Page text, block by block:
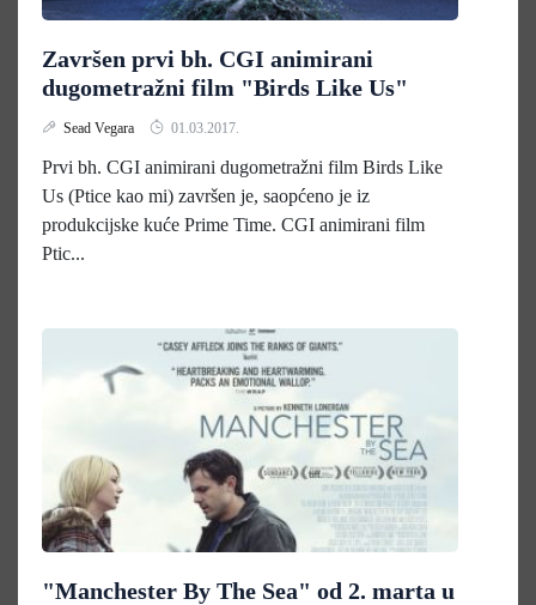
Završen prvi bh. CGI animirani
dugometražni film "Birds Like Us"
Sead Vegara 01.03.2017.
Prvi bh. CGI animirani dugometražni film Birds Like
Us (Ptice kao mi) završen je, saopćeno je iz
produkcijske kuće Prime Time. CGI animirani film
Ptic...
"Manchester By The Sea" od 2. marta u